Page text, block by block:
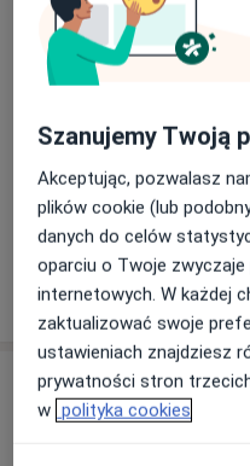
Aktualności
lek. Jakub
Sądecka 5/1, 32-700
W Sądecka Clinic
niemowląt do 3
ortopedyczne
dzieci od 10 roku
zapraszam do
02/04/2026
Usługi i ceny
Szanujemy Twoją
Akceptując, pozwalasz
plików cookie (lub
danych do celów
oparciu o Twoje
internetowych. W każdej
zaktualizować swoje
ustawieniach znajdziesz
prywatności stron
w polityka cookies